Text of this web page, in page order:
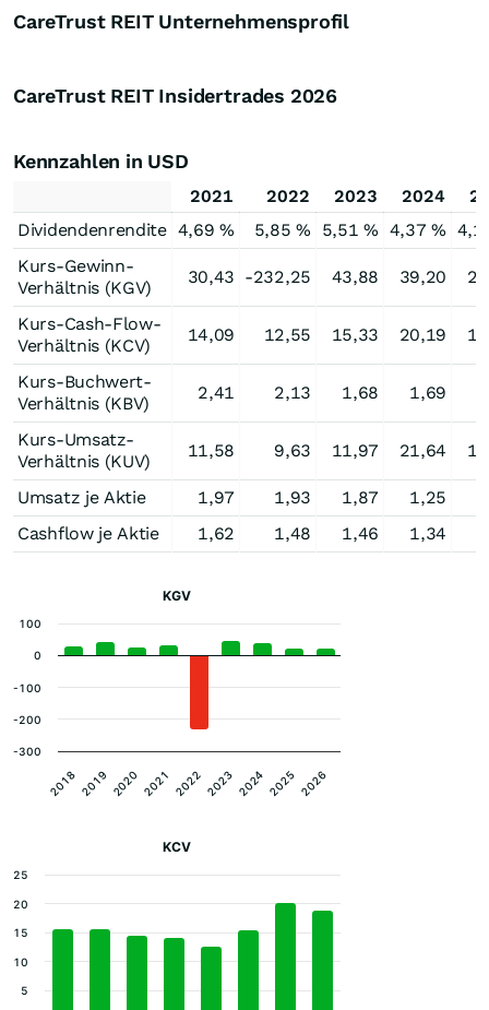
CareTrust REIT Unternehmensprofil
CareTrust REIT Insidertrades 2026
Kennzahlen in USD
2021 2022 2023 2024
Dividendenrendite 4,69 % 5,85 % 5,51 % 4,37 %
Kurs-Gewinn-
Verhältnis (KGV)
30,43 -232,25 43,88 39,20
Kurs-Cash-Flow-
Verhältnis (KCV)
14,09 12,55 15,33 20,19
Kurs-Buchwert-
Verhältnis (KBV)
2,41 2,13 1,68 1,69
Kurs-Umsatz-
Verhältnis (KUV)
11,58 9,63 11,97 21,64
Umsatz je Aktie 1,97 1,93 1,87 1,25
Cashflow je Aktie
1,62 1,48 1,46 1,34
KGV
2018 2019 2020 2021 2022 2023 2024 2025 2026
-200
-100
0
100
-300
KCV
5
10
15
20
25